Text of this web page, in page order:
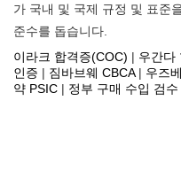
가 국내 및 국제 규정 및 표준
준수를 돕습니다.
이라크 합격증(COC) | 우간다
인증 | 짐바브웨 CBCA | 우즈
약 PSIC | 정부 구매 수입 검수